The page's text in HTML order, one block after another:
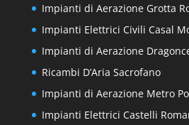
Impianti di Aerazione Grotta
Impianti Elettrici Civili Casal
Impianti di Aerazione
Ricambi D’Aria Sacrofano
Impianti di Aerazione Metro
Impianti Elettrici Castelli